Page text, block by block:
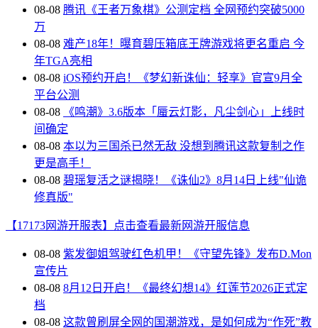
08-08 腾讯《王者万象棋》公测定档 全网预约突破5000
万
08-08 难产18年！曝育碧压箱底王牌游戏将更名重启 今
年TGA亮相
08-08 iOS预约开启！《梦幻新诛仙：轻享》官宣9月全
平台公测
08-08
《鸣潮》3.6版本「蜃云灯影，凡尘剑心」上线时
间确定
08-08 本以为三国杀已然无敌 没想到腾讯这款复制之作
更是高手！
08-08 碧瑶复活之谜揭晓！《诛仙2》8月14日上线"仙诡
修真版"
【17173网游开服表】点击查看最新网游开服信息
08-08 紫发御姐驾驶红色机甲！《守望先锋》发布D.Mon
宣传片
08-08 8月12日开启！《最终幻想14》红莲节2026正式定
档
08-08 这款曾刷屏全网的国潮游戏，是如何成为“作死”教